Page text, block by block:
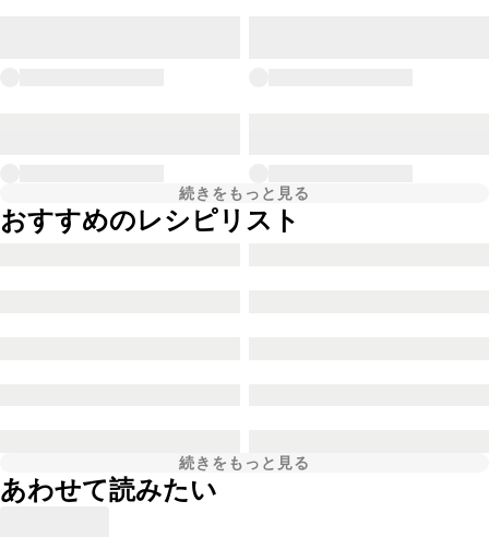
続きをもっと見る
おすすめのレシピリスト
続きをもっと見る
あわせて読みたい